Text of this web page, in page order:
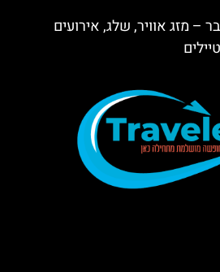
– מזג אוויר, שלג, אירועים